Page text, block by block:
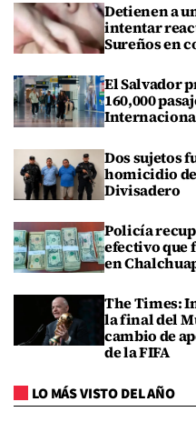
Detienen a
intentar
Sureños en
El Salvador
160,000
Dos sujetos
homicidio de
Divisadero
Policía
efectivo que
en
The Times:
la final del
cambio de
de la FIFA
LO MÁS VISTO DEL AÑO